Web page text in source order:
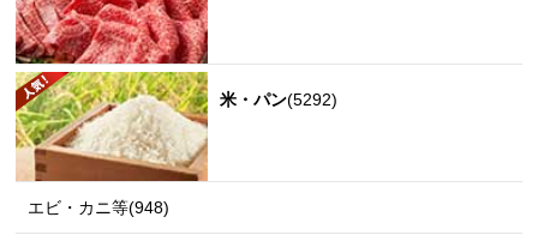
米・パン(5292)
エビ・カニ等(948)